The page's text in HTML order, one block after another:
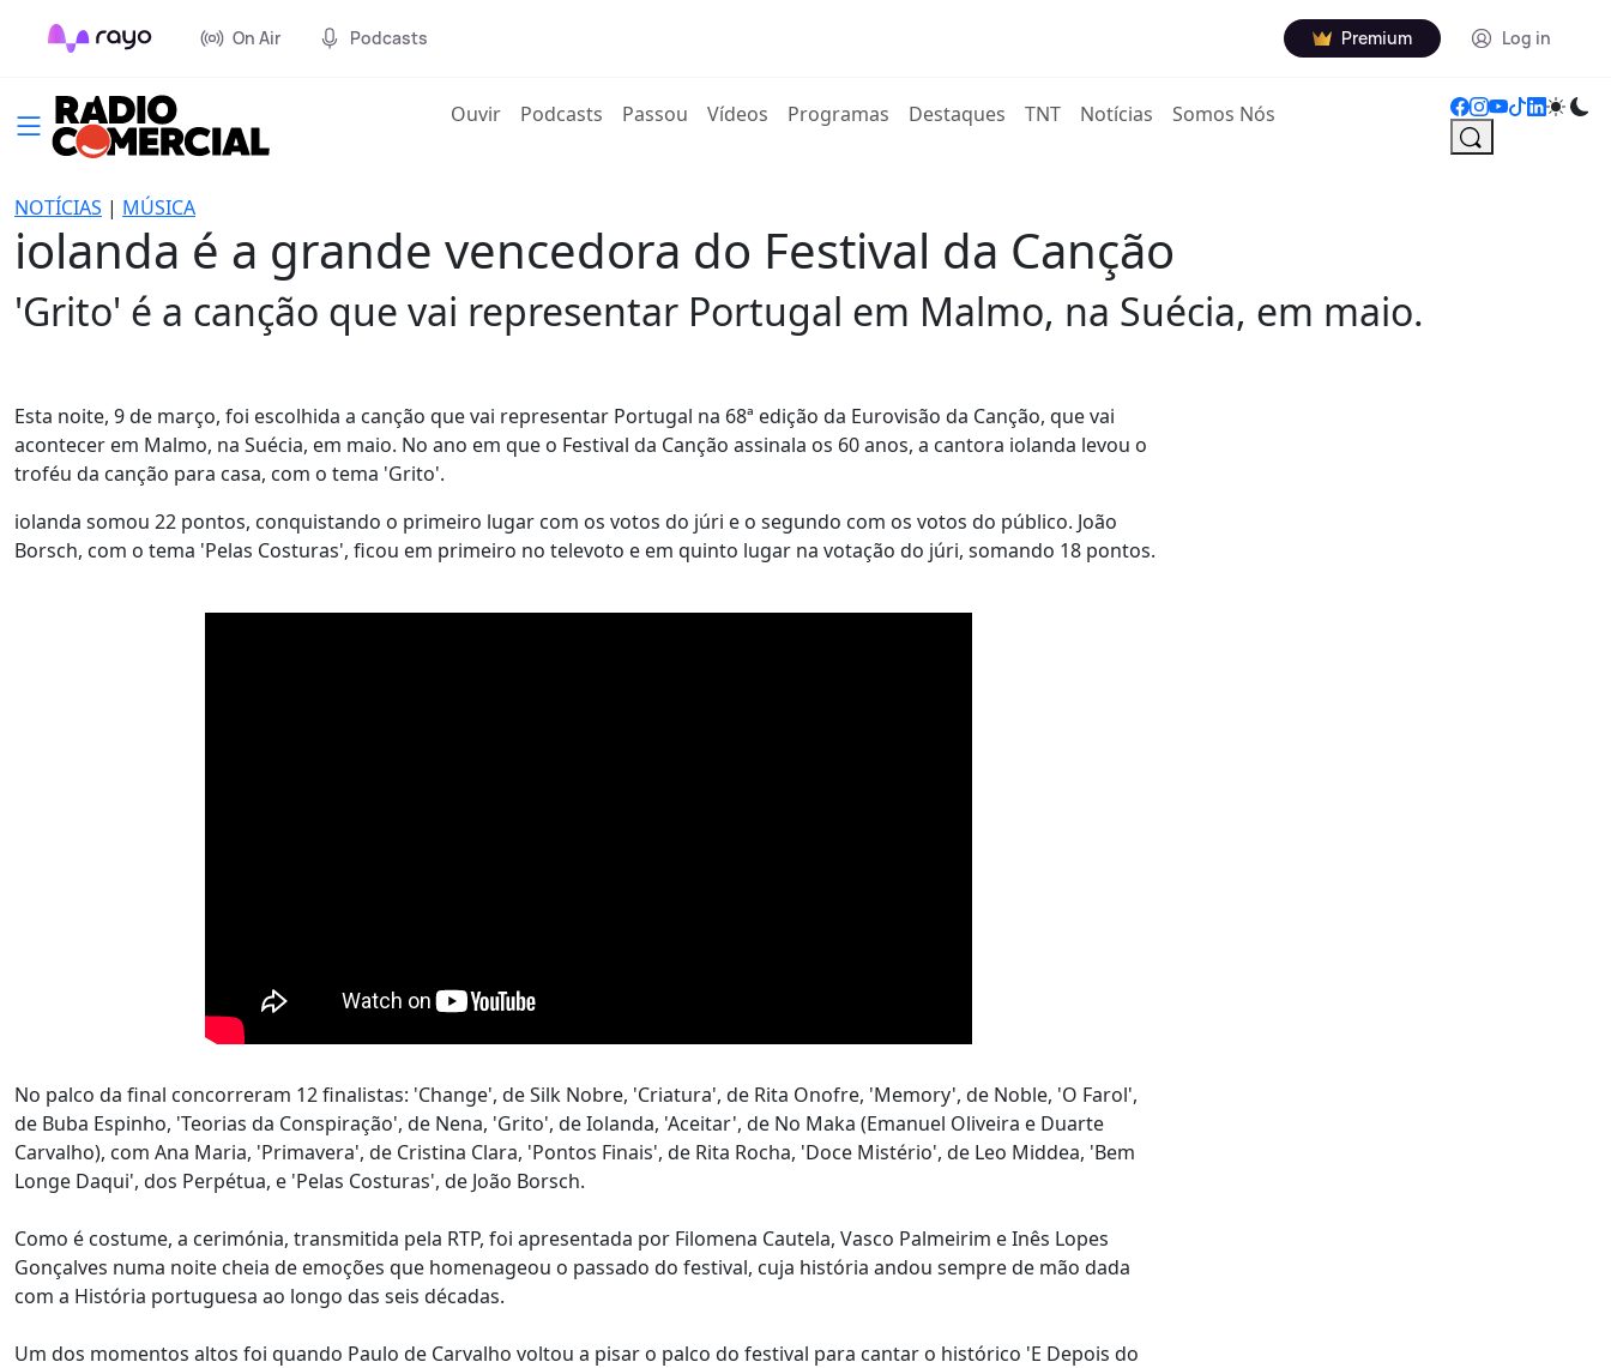
On Air Podcasts Premium Log in
Ouvir(current)
Podcasts Passou Vídeos Programas Destaques TNT Notícias Somos Nós
NOTÍCIAS | MÚSICA
iolanda é a grande vencedora do Festival da Canção
'Grito' é a canção que vai representar Portugal em Malmo, na Suécia, em maio.
Esta noite, 9 de março, foi escolhida a canção que vai representar Portugal na 68ª edição da Eurovisão da Canção, que vai
acontecer em Malmo, na Suécia, em maio. No ano em que o Festival da Canção assinala os 60 anos, a cantora iolanda levou o
troféu da canção para casa, com o tema 'Grito'.
iolanda somou 22 pontos, conquistando o primeiro lugar com os votos do júri e o segundo com os votos do público. João
Borsch, com o tema 'Pelas Costuras', ficou em primeiro no televoto e em quinto lugar na votação do júri, somando 18 pontos.
No palco da final concorreram 12 finalistas: 'Change', de Silk Nobre, 'Criatura', de Rita Onofre, 'Memory', de Noble, 'O Farol',
de Buba Espinho, 'Teorias da Conspiração', de Nena, 'Grito', de Iolanda, 'Aceitar', de No Maka (Emanuel Oliveira e Duarte
Carvalho), com Ana Maria, 'Primavera', de Cristina Clara, 'Pontos Finais', de Rita Rocha, 'Doce Mistério', de Leo Middea, 'Bem
Longe Daqui', dos Perpétua, e 'Pelas Costuras', de João Borsch.
Como é costume, a cerimónia, transmitida pela RTP, foi apresentada por Filomena Cautela, Vasco Palmeirim e Inês Lopes
Gonçalves numa noite cheia de emoções que homenageou o passado do festival, cuja história andou sempre de mão dada
com a História portuguesa ao longo das seis décadas.
Um dos momentos altos foi quando Paulo de Carvalho voltou a pisar o palco do festival para cantar o histórico 'E Depois do